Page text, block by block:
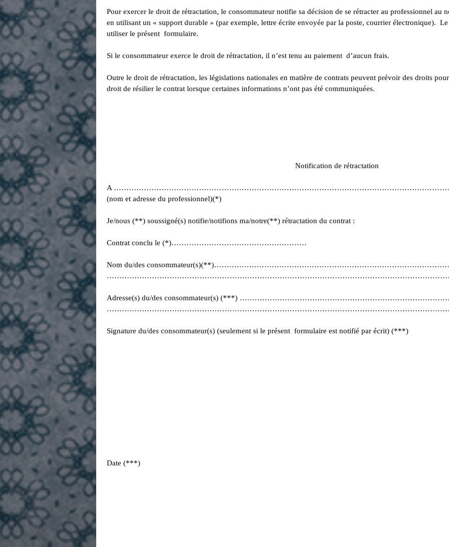
Pour exercer le droit de rétractation, le consommateur notifie sa décision de se rétracter au professionnel au
en utilisant un « support durable » (par exemple, lettre écrite envoyée par la poste, courrier électronique).
utiliser le présent formulaire.
Si le consommateur exerce le droit de rétractation, il n’est tenu au paiement d’aucun frais.
Outre le droit de rétractation, les législations nationales en matière de contrats peuvent prévoir des droits
droit de résilier le contrat lorsque certaines informations n’ont pas été communiquées.
Notification de rétractation
A
(nom et adresse du professionnel)(*)
Je/nous (**) soussigné(s) notifie/notifions ma/notre(**) rétractation du contrat :
Contrat conclu le (*)………………………………………………
Nom du/des
Adresse(s) du/des consommateur(s) (***)
Signature du/des consommateur(s) (seulement si le présent formulaire est notifié par écrit) (***)
Date (***)